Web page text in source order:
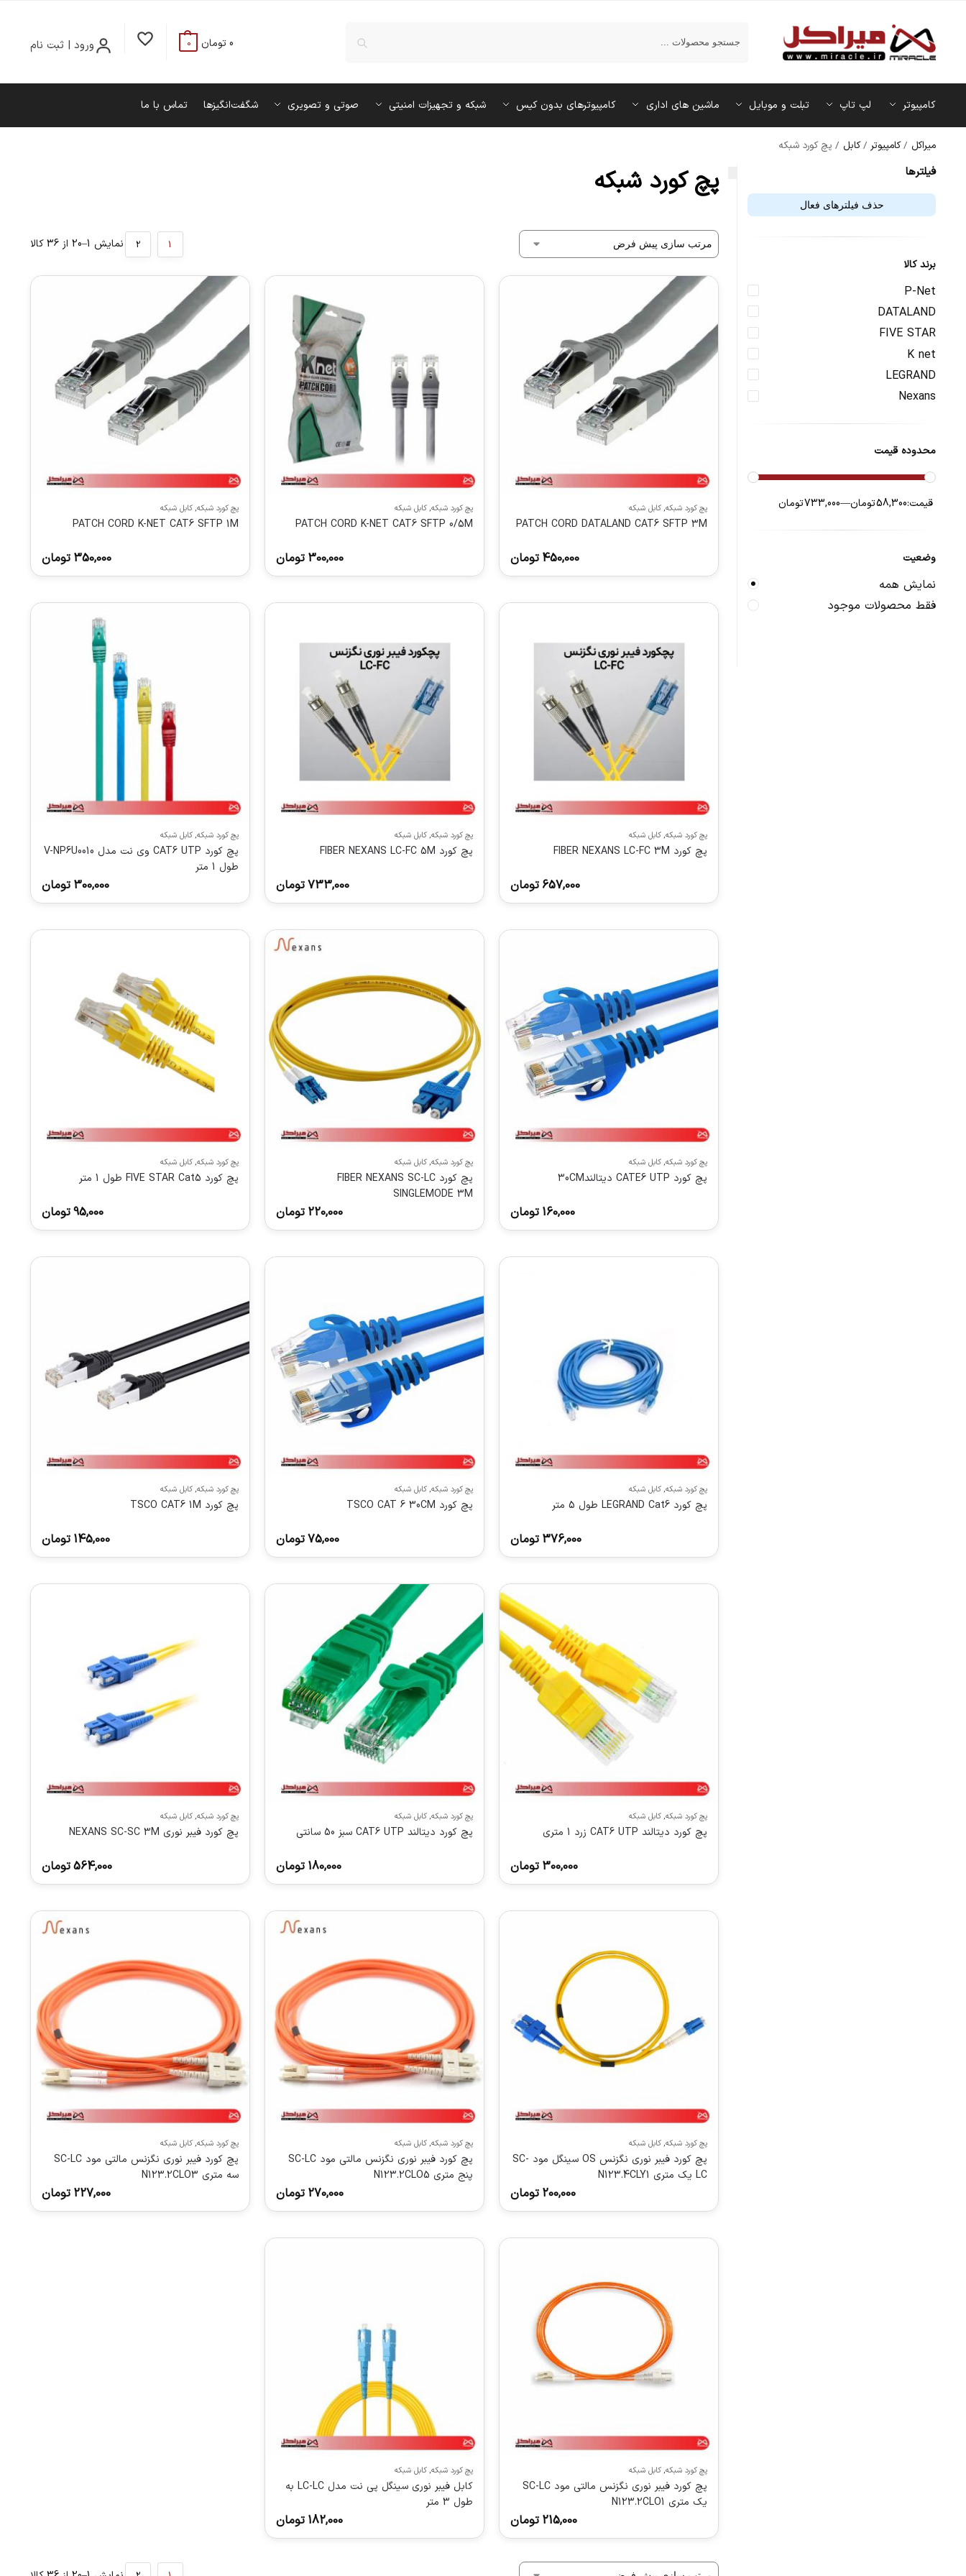
ورود | ثبت نام 0 تومان 0
کامپیوتر لپ تاپ تبلت و موبایل ماشین‌ های اداری کامپیوترهای بدون کیس شبکه و تجهیزات امنیتی صوتی و تصویری شگفت‌انگیزها تماس با ما
میراکل /کامپیوتر/کابل / پچ کورد شبکه
پچ کورد شبکه
نمایش 1–20 از 36 کالا 1
2
پچ کورد شبکه,کابل شبکه
PATCH CORD DATALAND CAT6 SFTP 3M
450,000 تومان
پچ کورد شبکه,کابل شبکه
PATCH CORD K-NET CAT6 SFTP 0/5M
300,000 تومان
پچ کورد شبکه,کابل شبکه
PATCH CORD K-NET CAT6 SFTP 1M
350,000 تومان
پچ کورد شبکه,کابل شبکه
پچ كورد FIBER NEXANS LC-FC 3M
657,000 تومان
پچ کورد شبکه,کابل شبکه
پچ كورد FIBER NEXANS LC-FC 5M
733,000تومان
پچ کورد شبکه,کابل شبکه
پچ کورد CAT6 UTP وی نت مدل V-NP6U0010
طول 1 متر
300,000 تومان
پچ کورد شبکه,کابل شبکه
پچ کورد CATE6 UTP دیتالند30CM
160,000 تومان
پچ کورد شبکه,کابل شبکه
پچ کورد FIBER NEXANS SC-LC
SINGLEMODE 3M
220,000 تومان
پچ کورد شبکه,کابل شبکه
پچ کورد FIVE STAR Cat5 طول 1 متر
95,000تومان
پچ کورد شبکه,کابل شبکه
پچ کورد LEGRAND Cat6 طول 5 متر
376,000 تومان
پچ کورد شبکه,کابل شبکه
پچ کورد TSCO CAT 6 30CM
75,000تومان
پچ کورد شبکه,کابل شبکه
پچ کورد TSCO CAT6 1M
145,000 تومان
پچ کورد شبکه,کابل شبکه
پچ کورد دیتالند CAT6 UTP زرد 1 متری
300,000 تومان
پچ کورد شبکه,کابل شبکه
پچ کورد دیتالند CAT6 UTP سبز 50 سانتی
180,000 تومان
پچ کورد شبکه,کابل شبکه
پچ کورد فیبر نوری NEXANS SC-SC 3M
564,000تومان
پچ کورد شبکه,کابل شبکه
پچ کورد فیبر نوری نگزنس OS سینگل مود SC-
LC یک متری N123.4CLY1
200,000 تومان
پچ کورد شبکه,کابل شبکه
پچ کورد فیبر نوری نگزنس مالتی مود SC-LC
پنج متری N123.2CLO5
270,000 تومان
پچ کورد شبکه,کابل شبکه
پچ کورد فیبر نوری نگزنس مالتی مود SC-LC
سه متری N123.2CLO3
227,000 تومان
پچ کورد شبکه,کابل شبکه
پچ کورد فیبر نوری نگزنس مالتی مود SC-LC
یک متری N123.2CLO1
215,000 تومان
پچ کورد شبکه,کابل شبکه
کابل فیبر نوری سینگل پی نت مدل LC-LC به
طول 3 متر
182,000 تومان
فیلتر‌ها
حذف فیلترهای فعال
برند کالا
P-Net
DATALAND
FIVE STAR
K net
LEGRAND
Nexans
محدوده قیمت
قیمت:58,300 تومان —733,000 تومان
وضعیت
نمایش همه
فقط محصولات موجود